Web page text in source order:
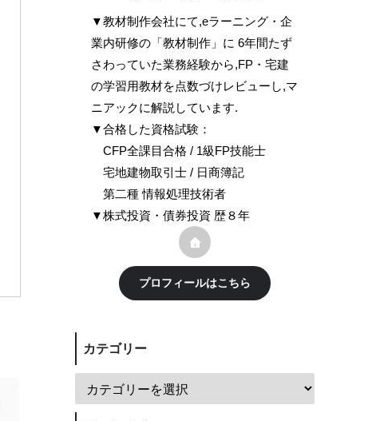
▼教材制作会社にて,eラーニング・企
業内研修の「教材制作」に 6年間たず
さわっていた業務経験から,FP・宅建
の学習用教材を点数づけレビューし,マ
ニアックに解説しています.
▼合格した資格試験：
CFP全課目合格 / 1級FP技能士
宅地建物取引士 / 日商簿記
第二種 情報処理技術者
▼株式投資・債券投資 歴８年
プロフィールはこちら
カテゴリー